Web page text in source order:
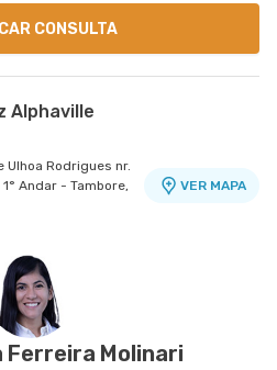
CONSULTA
Alphaville
Ulhoa Rodrigues nr.
Andar - Tambore,
VER MAPA
Ferreira Molinari